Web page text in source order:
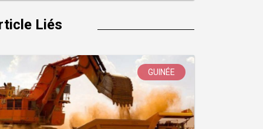
Liés
GUINÉE